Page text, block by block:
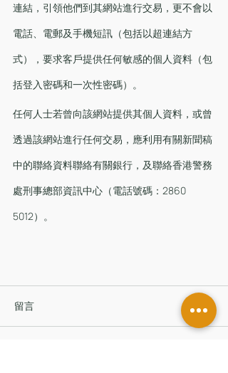
連結，引領他們到其網站進行交易，更不會以
電話、電郵及手機短訊（包括以超連結方
式），要求客戶提供任何敏感的個人資料（包
括登入密碼和一次性密碼）。
任何人士若曾向該網站提供其個人資料，或曾
透過該網站進行任何交易，應利用有關新聞稿
中的聯絡資料聯絡有關銀行，及聯絡香港警務
處刑事總部資訊中心（電話號碼：2860
5012）。
留言